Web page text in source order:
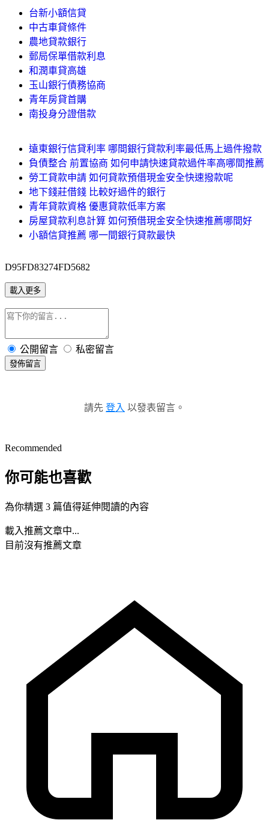
台新小額信貸
中古車貸條件
農地貸款銀行
郵局保單借款利息
和潤車貸高雄
玉山銀行債務協商
青年房貸首購
南投身分證借款
遠東銀行信貸利率 哪間銀行貸款利率最低馬上過件撥款
負債整合 前置協商 如何申請快速貸款過件率高哪間推薦
勞工貸款申請 如何貸款預借現金安全快速撥款呢
地下錢莊借錢 比較好過件的銀行
青年貸款資格 優惠貸款低率方案
房屋貸款利息計算 如何預借現金安全快速推薦哪間好
小額信貸推薦 哪一間銀行貸款最快
D95FD83274FD5682
載入更多
公開留言 私密留言
發佈留言
請先 登入 以發表留言。
Recommended
你可能也喜歡
為你精選 3 篇值得延伸閱讀的內容
載入推薦文章中...
目前沒有推薦文章